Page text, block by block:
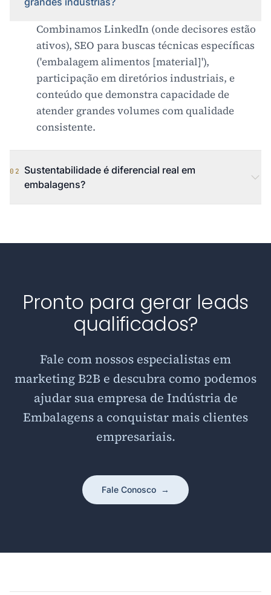
Combinamos LinkedIn (onde decisores estão
ativos), SEO para buscas técnicas específicas
('embalagem alimentos [material]'),
participação em diretórios industriais, e
conteúdo que demonstra capacidade de
atender grandes volumes com qualidade
consistente.
02
Sustentabilidade é diferencial real em
embalagens?
Pronto para gerar leads
qualificados?
Fale com nossos especialistas em
marketing B2B e descubra como podemos
ajudar sua empresa de Indústria de
Embalagens a conquistar mais clientes
empresariais.
Fale Conosco →